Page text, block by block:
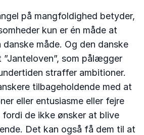
på mangfoldighed betyder,
kun er én måde at
måde. Og den danske
”Janteloven”, som pålægger
straffer ambitioner.
tilbageholdende med at
eller entusiasme eller fejre
de ikke ønsker at blive
Det kan også få dem til at